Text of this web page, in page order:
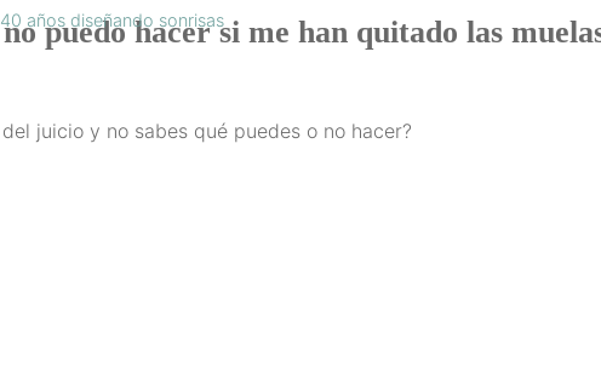
años diseñando sonrisas
puedo hacer si me han quitado las
juicio y no sabes qué puedes o no hacer?